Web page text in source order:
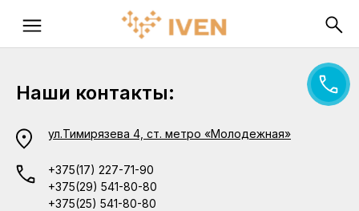
Наши контакты:
ул.Тимирязева 4, ст. метро «Молодежная»
+375(17) 227-71-90
+375(29) 541-80-80
+375(25) 541-80-80